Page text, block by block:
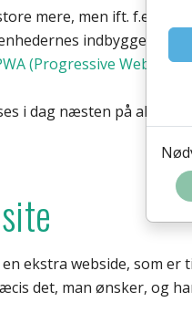
mere, men ift. f.eks.
indbyggede
(Progressive Web apps)
i dag næsten på alle
ekstra webside, som
det, man ønsker, og